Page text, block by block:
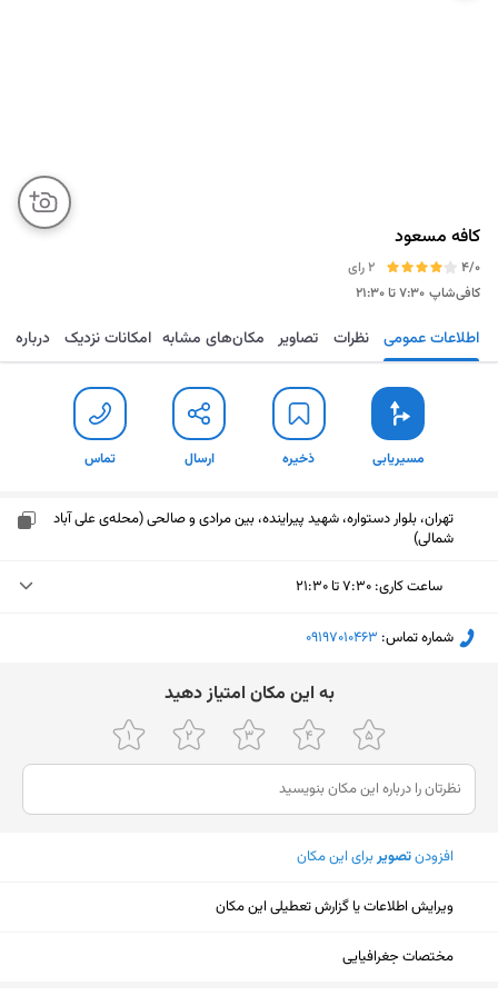
کافه مسعود
4/0
2 رای
کافی‌شاپ ۷:۳۰ تا ۲۱:۳۰
مسیریابی ذخیره ارسال تماس اطلاعات عمومی نظرات تصاویر مکان‌های مشابه امکانات نزدیک درباره
مسیریابی ذخیره ارسال تماس
تهران، بلوار دستواره، شهید پیراینده، بین مرادی و صالحی (محله‌ی علی آباد
شمالی)
ساعت کاری: ۷:۳۰ تا ۲۱:۳۰
دوشنبه (امروز)
پنجشنبه
۷:۳۰ تا ۲۱:۳۰
جمعه
۱۲ تا ۲۱
شنبه
یکشنبه
شماره تماس: ‎09197010463
ﺑﻪ اﯾﻦ ﻣﮑﺎن اﻣﺘﯿﺎز دﻫﯿﺪ
افزودنتصویربرای این مکان
ویرایش اطلاعات یا گزارش تعطیلی این مکان
مختصات جغرافیایی